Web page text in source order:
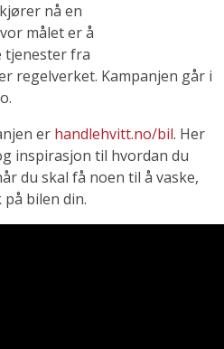
nå en
målet er å
tjenester fra
regelverket. Kampanjen går i
er handlehvitt.no/bil. Her
inspirasjon til hvordan du
du skal få noen til å vaske,
bilen din.